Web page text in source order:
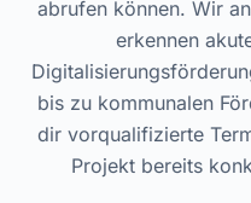
abrufen können. Wir
erkennen
bis zu kommunalen
dir vorqualifizierte
Projekt bereits